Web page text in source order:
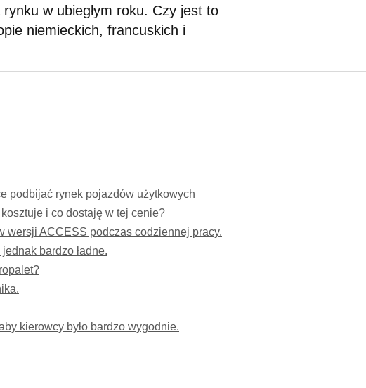
w ubiegłym roku. Czy jest to
niemieckich, francuskich i
podbijać rynek pojazdów użytkowych
i co dostaję w tej cenie?
wersji ACCESS podczas codziennej pracy.
bardzo ładne.
kierowcy było bardzo wygodnie.